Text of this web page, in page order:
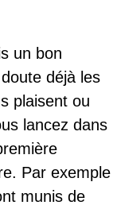
un bon
déjà les
plaisent ou
lancez dans
Par exemple
munis de